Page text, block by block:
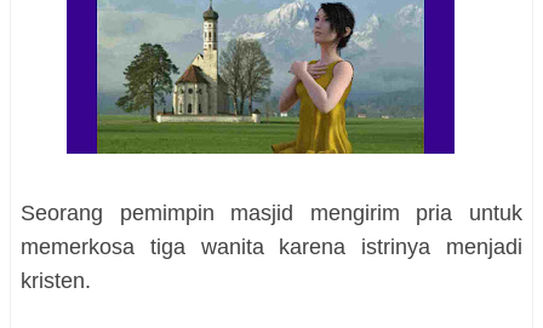
Seorang pemimpin masjid mengirim pria untuk
memerkosa tiga wanita karena istrinya menjadi
kristen.